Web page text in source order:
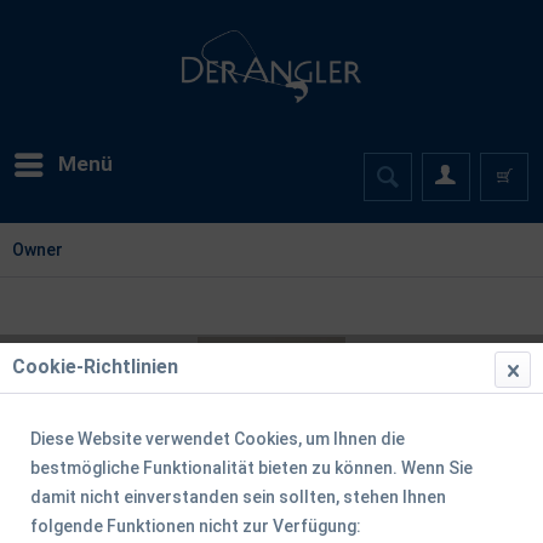
Menü
Owner
Cookie-Richtlinien
Diese Website verwendet Cookies, um Ihnen die
bestmögliche Funktionalität bieten zu können. Wenn Sie
damit nicht einverstanden sein sollten, stehen Ihnen
folgende Funktionen nicht zur Verfügung: